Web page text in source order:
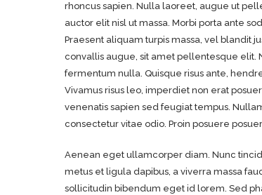
rhoncus sapien. Nulla laoreet, augue ut
auctor elit nisl ut massa. Morbi porta ante
Praesent aliquam turpis massa, vel blandit
convallis augue, sit amet pellentesque elit.
fermentum nulla. Quisque risus ante,
Vivamus risus leo, imperdiet non erat
venenatis sapien sed feugiat tempus.
consectetur vitae odio. Proin posuere
Aenean eget ullamcorper diam. Nunc
metus et ligula dapibus, a viverra massa
sollicitudin bibendum eget id lorem. Sed